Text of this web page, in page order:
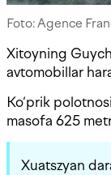
Foto: Agence
Xitoyning
avtomobillar
Ko‘prik
masofa 625
Xuatszyan